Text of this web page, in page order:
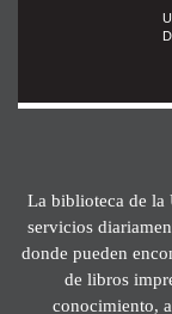
La biblioteca de la
servicios
donde pueden
de libros
conocimiento,